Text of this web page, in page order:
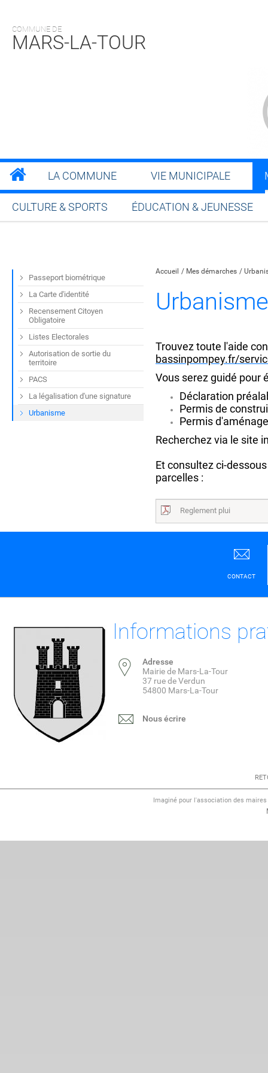
COMMUNE DE
MARS-LA-TOUR
LA COMMUNE VIE MUNICIPALE
CULTURE & SPORTS ÉDUCATION & JEUNESSE
Accueil Mes démarches
Urbanisme
Trouvez toute l'aide
bassinpompey.fr/
Vous serez guidé pour
Déclaration
Permis de
Permis
Recherchez via le site
Et consultez ci-
parcelles :
Reglement plui
Passeport biométrique
La Carte d'identité
Recensement Citoyen
Obligatoire
Listes Electorales
Autorisation de sortie du
territoire
PACS
La légalisation d'une signature
Urbanisme
CONTACT
Informations
Adresse
Mairie de Mars-La-Tour
37 rue de Verdun
54800 Mars-La-Tour
Nous écrire
Imaginé pour l'association des